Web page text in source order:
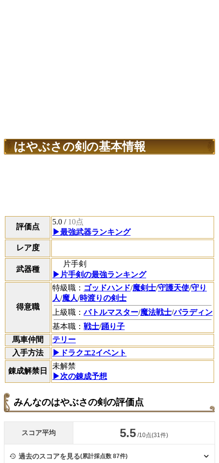
はやぶさの剣の基本情報
評価点
5.0 / 10点
▶最強武器ランキング
レア度
武器種
片手剣
▶片手剣の最強ランキング
得意職
特級職： ゴッドハンド/魔剣士/守護天使/守り
人/魔人/時渡りの剣士
上級職：バトルマスター/魔法戦士/パラディン
基本職： 戦士/踊り子
馬車仲間
テリー
入手方法
▶ドラクエ2イベント
錬成解禁日
未解禁
▶次の錬成予想
みんなのはやぶさの剣の評価点